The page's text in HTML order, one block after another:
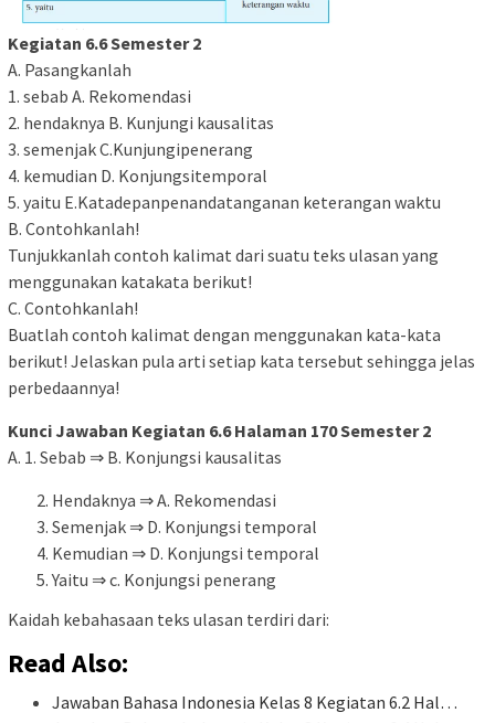
Kegiatan 6.6 Semester 2
A. Pasangkanlah
1. sebab A. Rekomendasi
2. hendaknya B. Kunjungi kausalitas
3. semenjak C.Kunjungipenerang
4. kemudian D. Konjungsitemporal
5. yaitu E.Katadepanpenandatanganan keterangan waktu
B. Contohkanlah!
Tunjukkanlah contoh kalimat dari suatu teks ulasan yang
menggunakan katakata berikut!
C. Contohkanlah!
Buatlah contoh kalimat dengan menggunakan kata-kata
berikut! Jelaskan pula arti setiap kata tersebut sehingga jelas
perbedaannya!
Kunci Jawaban Kegiatan 6.6 Halaman 170 Semester 2
A. 1. Sebab ⇒ B. Konjungsi kausalitas
Hendaknya ⇒ A. Rekomendasi
Semenjak ⇒ D. Konjungsi temporal
Kemudian ⇒ D. Konjungsi temporal
Yaitu ⇒ c. Konjungsi penerang
Kaidah kebahasaan teks ulasan terdiri dari:
Read Also:
Jawaban Bahasa Indonesia Kelas 8 Kegiatan 6.2 Hal…